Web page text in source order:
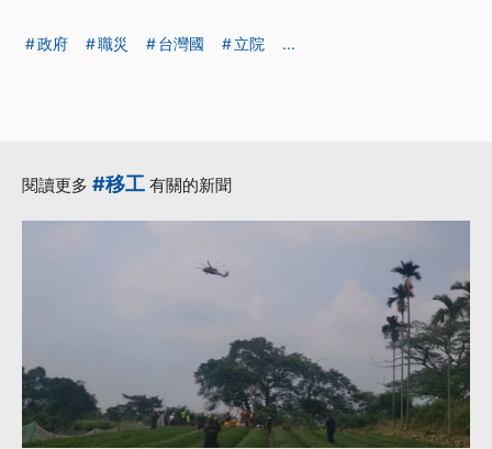
政府 職災 台灣國 立院 ...
閱讀更多 #移工 有關的新聞